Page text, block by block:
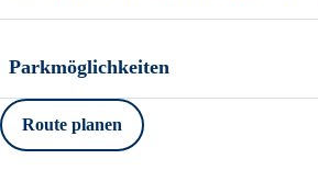
Parkmöglichkeiten
Route planen